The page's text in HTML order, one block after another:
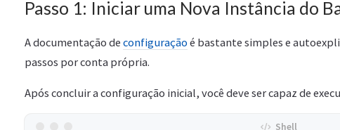
Passo 1: Iniciar uma Nova Instância do
A documentação de configuração é bastante simples e
passos por conta própria.
Após concluir a configuração inicial, você deve ser capaz de